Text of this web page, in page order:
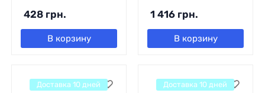
428 грн.
В корзину
1 416 грн.
В корзину
Доставка 10 дней Доставка 10 дней